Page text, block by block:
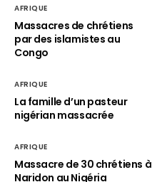
AFRIQUE
Massacres de chrétiens
par des islamistes au
Congo
AFRIQUE
La famille d’un pasteur
nigérian massacrée
AFRIQUE
Massacre de 30 chrétiens à
Naridon au Nigéria